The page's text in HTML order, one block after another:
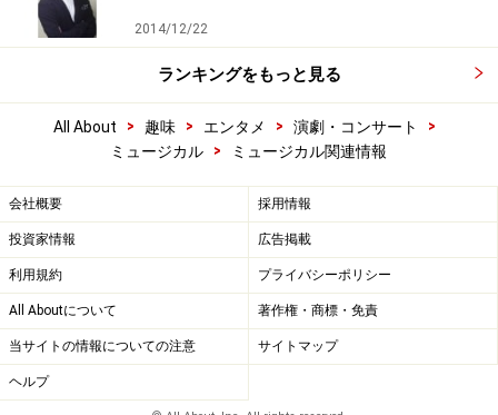
2014/12/22
ランキングをもっと見る
All About > 趣味 > エンタメ > 演劇・コンサート
>
ミュージカル
> ミュージカル関連情報
会社概要 採用情報
投資家情報 広告掲載
利用規約 プライバシーポリシー
All Aboutについて 著作権・商標・免責
当サイトの情報についての注意 サイトマップ
ヘルプ